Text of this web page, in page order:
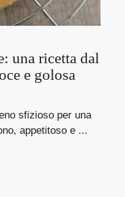
una ricetta dal
e golosa
sfizioso per una
appetitoso e ...